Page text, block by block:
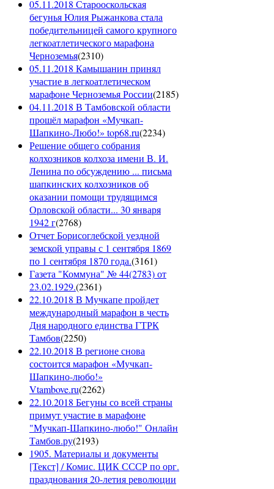
05.11.2018 Старооскольская
бегунья Юлия Рыжанкова стала
победительницей самого крупного
легкоатлетического марафона
Черноземья(2310)
05.11.2018 Камышанин принял
участие в легкоатлетическом
марафоне Черноземья России(2185)
04.11.2018 В Тамбовской области
прошёл марафон «Мучкап-
Шапкино-Любо!» top68.ru(2234)
Решение общего собрания
колхозников колхоза имени В. И.
Ленина по обсуждению ... письма
шапкинских колхозников об
оказании помощи трудящимся
Орловской области... 30 января
1942 г(2768)
Отчет Борисоглебской уездной
земской управы с 1 сентября 1869
по 1 сентября 1870 года.(3161)
Газета "Коммуна" № 44(2783) от
23.02.1929.(2361)
22.10.2018 В Мучкапе пройдет
международный марафон в честь
Дня народного единства ГТРК
Тамбов(2250)
22.10.2018 В регионе снова
состоится марафон «Мучкап-
Шапкино-любо!»
Vtambove.ru(2262)
22.10.2018 Бегуны со всей страны
примут участие в марафоне
"Мучкап-Шапкино-любо!" Онлайн
Тамбов.ру(2193)
1905. Материалы и документы
[Текст] / Комис. ЦИК СССР по орг.
празднования 20-летия революции